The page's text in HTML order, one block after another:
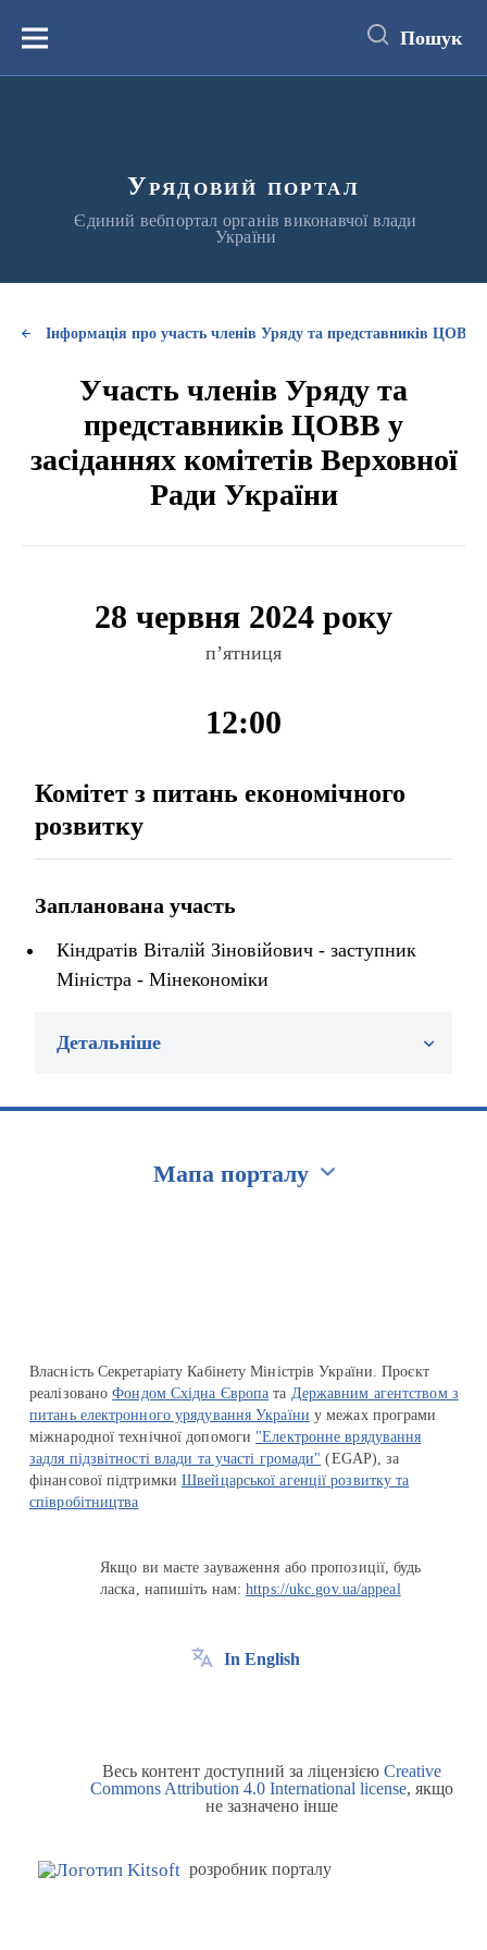
вмістуМеню Пошук
Урядовий портал
Єдиний вебпортал органів виконавчої влади
України
Інформація про участь членів Уряду та представників ЦОВВ
Участь членів Уряду та
представників ЦОВВ у
засіданнях комітетів Верховної
Ради України
28 червня 2024 року
п’ятниця
12:00
Комітет з питань економічного
розвитку
Запланована участь
Кіндратів Віталій Зіновійович - заступник
Міністра - Мінекономіки
Детальніше
Мапа порталу
Власність Секретаріату Кабінету Міністрів України. Проєкт
реалізованоФондом Східна Європа та Державним агентством з
питань електронного урядування України у межах програми
міжнародної технічної допомоги "Електронне врядування
задля підзвітності влади та участі громади" (EGAP), за
фінансової підтримкиШвейцарської агенції розвитку та
співробітництва
Якщо ви маєте зауваження або пропозиції, будь
ласка, напишіть нам:https://ukc.gov.ua/appeal
In English
Весь контент доступний за ліцензією Creative
Commons Attribution 4.0 International license, якщо
не зазначено інше
розробник порталу